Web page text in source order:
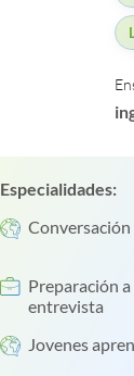
Especialidades:
Conversación
Preparación a
entrevista
Jovenes